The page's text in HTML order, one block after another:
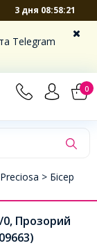
3 дня 08:58:21
Telegram
0
> Бісер
0, Прозорий